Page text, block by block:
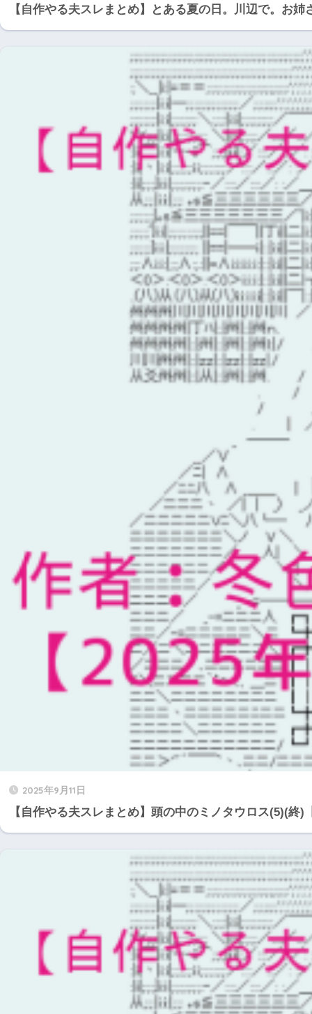
【自作やる夫スレまとめ】とある夏の日。川辺で。お
2025年9月11日
【自作やる夫スレまとめ】頭の中のミノタウロス(5)(終)